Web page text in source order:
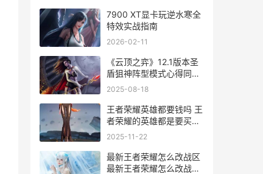
7900 XT显卡玩逆水寒全
特效实战指南
2026-02-11
《云顶之弈》12.1版本圣
盾狙神阵型模式心得同享
《云顶之弈》如何具体操
2025-08-18
王者荣耀英雄都要钱吗 王
者荣耀的英雄都是要买的
吗
2025-11-22
最新王者荣耀怎么改战区
最新王者荣耀怎么改战区